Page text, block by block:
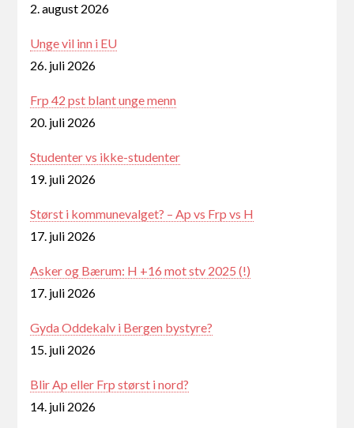
2. august 2026
Unge vil inn i EU
26. juli 2026
Frp 42 pst blant unge menn
20. juli 2026
Studenter vs ikke-studenter
19. juli 2026
Størst i kommunevalget? – Ap vs Frp vs H
17. juli 2026
Asker og Bærum: H +16 mot stv 2025 (!)
17. juli 2026
Gyda Oddekalv i Bergen bystyre?
15. juli 2026
Blir Ap eller Frp størst i nord?
14. juli 2026